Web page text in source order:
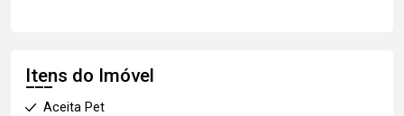
Itens do Imóvel
Aceita Pet